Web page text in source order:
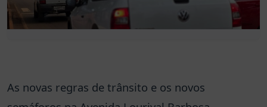
As novas regras de trânsito e os novos